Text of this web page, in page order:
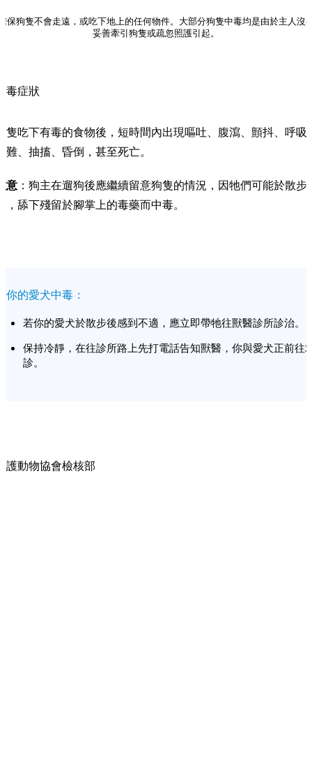
保狗隻不會走遠，或吃下地上的任何物件。大部分狗隻中毒均是由於主人沒
妥善牽引狗隻或疏忽照護引起。
毒症狀
隻吃下有毒的食物後，短時間內出現嘔吐、腹瀉、顫抖、呼吸
難、抽搐、昏倒，甚至死亡。
意 ：狗主在遛狗後應繼續留意狗隻的情況，因牠們可能於散步
，舔下殘留於腳掌上的毒藥而中毒。
你的愛犬中毒：
若你的愛犬於散步後感到不適，應立即帶牠往獸醫診所診治。
保持冷靜，在往診所路上先打電話告知獸醫，你與愛犬正前往
診。
護動物協會檢核部